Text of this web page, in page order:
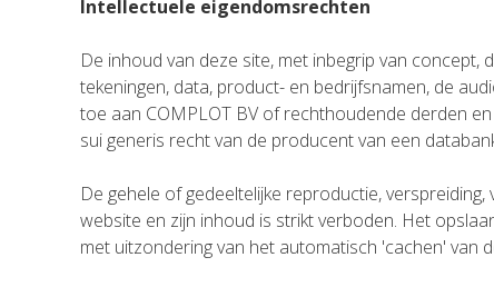
Intellectuele eigendomsrechten
De inhoud van deze site, met inbegrip van
tekeningen, data, product- en bedrijfsnamen, de
toe aan COMPLOT BV of rechthoudende derden
sui generis recht van de producent van een
De gehele of gedeeltelijke reproductie,
website en zijn inhoud is strikt verboden. Het
met uitzondering van het automatisch 'cachen' van